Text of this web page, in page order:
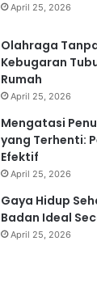
April 25, 2026
Olahraga
Kebugaran
Rumah
April 25, 2026
Mengatasi
yang Terhenti:
Efektif
April 25, 2026
Gaya Hidup
Badan Ideal
April 25, 2026